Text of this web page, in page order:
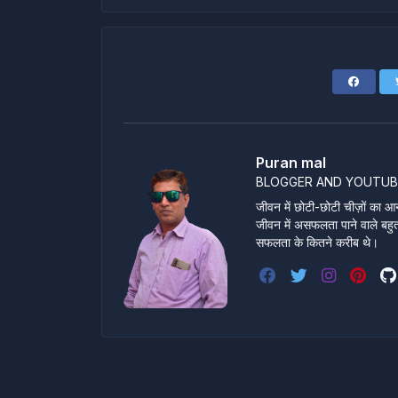
Puran mal
BLOGGER AND
जीवन में छोटी-छोटी चीज़ों
जीवन में असफलता पाने वाले बहुत
सफलता के कितने करीब थे।